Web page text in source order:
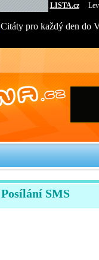
LISTA.cz
Citáty pro každý den do
Posílání SMS